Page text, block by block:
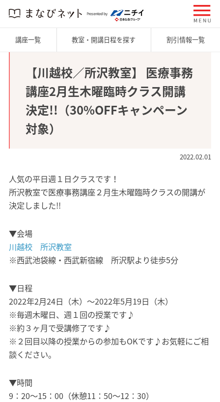
講座一覧 教室・開講日程を探す 割引情報一覧
【川越校／所沢教室】 医療事務
講座2月生木曜臨時クラス開講
決定!!（30%OFFキャンペーン
対象）
2022.02.01
人気の平日週１日クラスです！
所沢教室で医療事務講座２月生木曜臨時クラスの開講が
決定しました!!
▼会場
川越校 所沢教室
※西武池袋線・西武新宿線 所沢駅より徒歩5分
▼日程
2022年2月24日（木）～2022年5月19日（木）
※毎週木曜日、週１回の授業です♪
※約３ヶ月で受講修了です♪
※２回目以降の授業からの参加もOKです♪お気軽にご相
談ください。
▼時間
9：20～15：00（休憩11：50～12：30）